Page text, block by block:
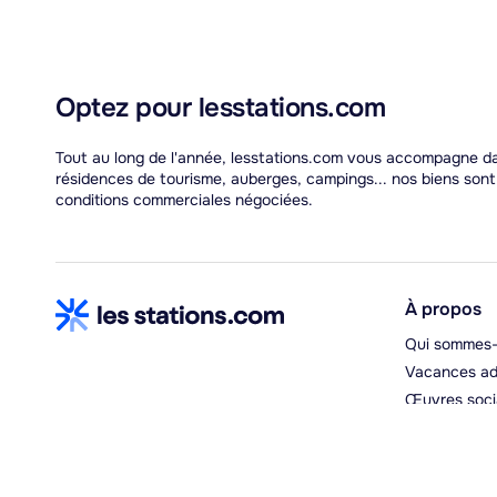
Optez pour lesstations.com
Tout au long de l'année, lesstations.com vous accompagne
résidences de tourisme, auberges, campings... nos biens
conditions commerciales négociées.
À propos
Qui
Vacances
Œuvres